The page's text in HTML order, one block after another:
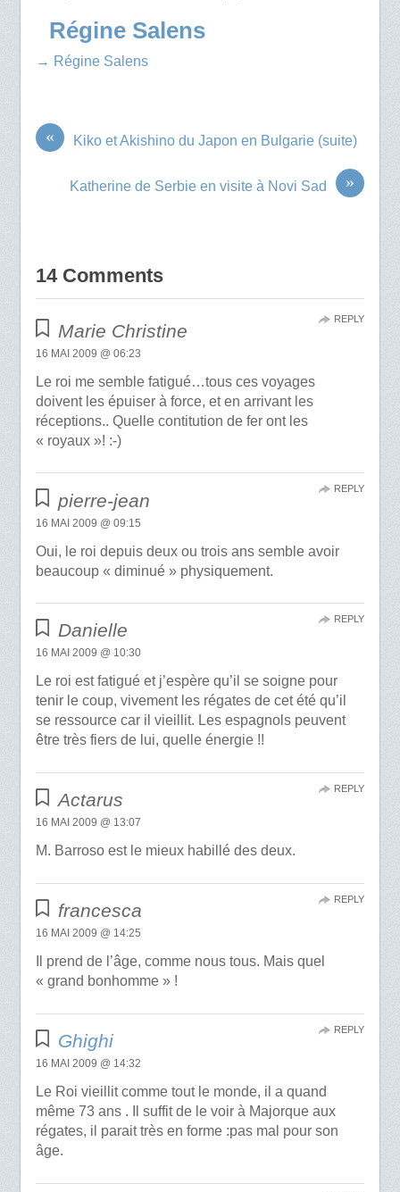
Régine Salens
→ Régine Salens
« Kiko et Akishino du Japon en Bulgarie (suite)
»
Katherine de Serbie en visite à Novi Sad
14 Comments
Marie Christine
16 MAI 2009 @ 06:23
Le roi me semble fatigué…tous ces voyages
doivent les épuiser à force, et en arrivant les
réceptions.. Quelle contitution de fer ont les
« royaux »! :-)
REPLY
pierre-jean
16 MAI 2009 @ 09:15
Oui, le roi depuis deux ou trois ans semble avoir
beaucoup « diminué » physiquement.
REPLY
Danielle
16 MAI 2009 @ 10:30
Le roi est fatigué et j’espère qu’il se soigne pour
tenir le coup, vivement les régates de cet été qu’il
se ressource car il vieillit. Les espagnols peuvent
être très fiers de lui, quelle énergie !!
REPLY
Actarus
16 MAI 2009 @ 13:07
M. Barroso est le mieux habillé des deux.
REPLY
francesca
16 MAI 2009 @ 14:25
Il prend de l’âge, comme nous tous. Mais quel
« grand bonhomme » !
REPLY
Ghighi
16 MAI 2009 @ 14:32
Le Roi vieillit comme tout le monde, il a quand
même 73 ans . Il suffit de le voir à Majorque aux
régates, il parait très en forme :pas mal pour son
âge.
REPLY